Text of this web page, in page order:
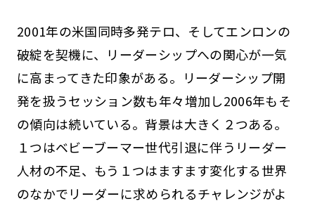
2001年の米国同時多発テロ、そしてエンロンの
破綻を契機に、リーダーシップへの関心が一気
に高まってきた印象がある。リーダーシップ開
発を扱うセッション数も年々増加し2006年もそ
の傾向は続いている。背景は大きく２つある。
１つはベビーブーマー世代引退に伴うリーダー
人材の不足、もう１つはますます変化する世界
のなかでリーダーに求められるチャレンジがよ